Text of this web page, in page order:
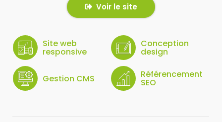
Voir le site
Site web
responsive
Conception
design
Gestion CMS Référencement
SEO